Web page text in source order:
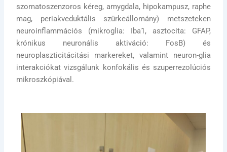
szomatoszenzoros kéreg, amygdala, hipokampusz, raphe
mag, periakveduktális szürkeállomány) metszeteken
neuroinflammációs (mikroglia: Iba1, asztocita: GFAP,
krónikus neuronális aktiváció: FosB) és
neuroplaszticitácitási markereket, valamint neuron-glia
interakciókat vizsgálunk konfokális és szuperrezolúciós
mikroszkópiával.